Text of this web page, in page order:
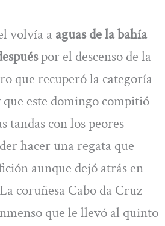
volvía a aguas de la bahía
por el descenso de la
que recuperó la categoría
que este domingo compitió
tandas con los peores
hacer una regata que
aunque dejó atrás en
coruñesa Cabo da Cruz
que le llevó al quinto